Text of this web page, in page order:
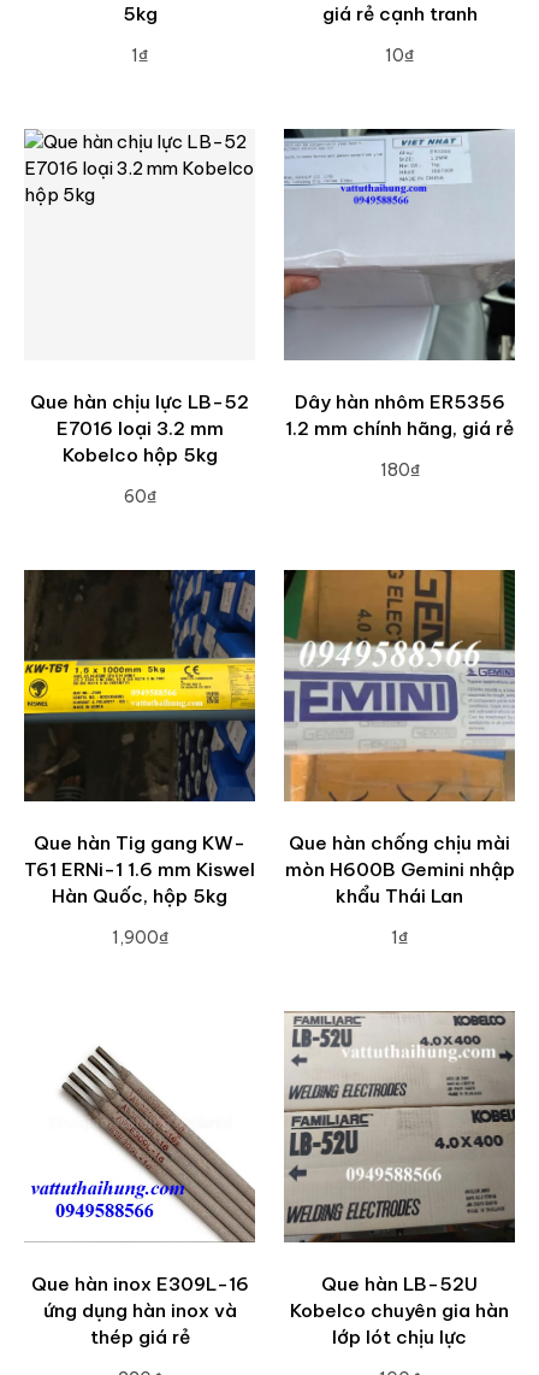
5kg
1₫
giá rẻ cạnh tranh
10₫
Que hàn chịu lực LB-52
E7016 loại 3.2 mm
Kobelco hộp 5kg
60₫
Dây hàn nhôm ER5356
1.2 mm chính hãng, giá rẻ
180₫
Que hàn Tig gang KW-
T61 ERNi-1 1.6 mm Kiswel
Hàn Quốc, hộp 5kg
1,900₫
Que hàn chống chịu mài
mòn H600B Gemini nhập
khẩu Thái Lan
1₫
Que hàn inox E309L-16
ứng dụng hàn inox và
thép giá rẻ
Que hàn LB-52U
Kobelco chuyên gia hàn
lớp lót chịu lực